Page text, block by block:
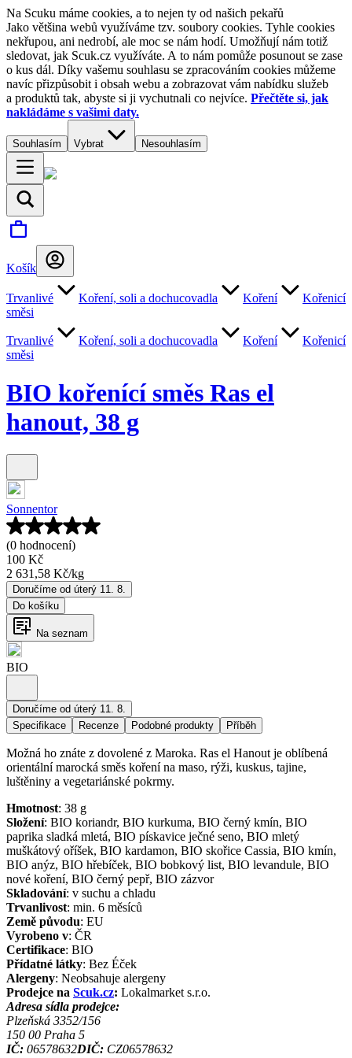
Na Scuku máme cookies, a to nejen ty od našich pekařů
Jako většina webů využíváme tzv. soubory cookies. Tyhle cookies
nekřupou, ani nedrobí, ale moc se nám hodí. Umožňují nám totiž
sledovat, jak Scuk.cz využíváte. A to nám pomůže posunout se zase
o kus dál. Díky vašemu souhlasu se zpracováním cookies můžeme
navíc přizpůsobit i obsah webu a zobrazovat vám nabídku služeb
a produktů tak, abyste si ji vychutnali co nejvíce. Přečtěte si, jak
nakládáme s vašimi daty.
Souhlasím Vybrat Nesouhlasím
Košík
Trvanlivé Koření, soli a dochucovadla Koření
Kořenicí
směsi
Trvanlivé Koření, soli a dochucovadla Koření
Kořenicí
směsi
BIO kořenící směs Ras el
hanout, 38 g
Sonnentor
(0 hodnocení)
100 Kč
2 631,58 Kč/kg
Doručíme od úterý 11. 8.
Do košíku
Na seznam
BIO
Doručíme od úterý 11. 8.
Specifikace
Recenze Podobné produkty Příběh
Možná ho znáte z dovolené z Maroka. Ras el Hanout je oblíbená
orientální marocká směs koření na maso, rýži, kuskus, tajine,
luštěniny a vegetariánské pokrmy.
Hmotnost: 38 g
Složení: BIO koriandr, BIO kurkuma, BIO černý kmín, BIO
paprika sladká mletá, BIO pískavice ječné seno, BIO mletý
muškátový oříšek, BIO kardamon, BIO skořice Cassia, BIO kmín,
BIO anýz, BIO hřebíček, BIO bobkový list, BIO levandule, BIO
nové koření, BIO černý pepř, BIO zázvor
Skladování: v suchu a chladu
Trvanlivost: min. 6 měsíců
Země původu: EU
Vyrobeno v: ČR
Certifikace: BIO
Přídatné látky: Bez Éček
Alergeny: Neobsahuje alergeny
Prodejce na Scuk.cz: Lokalmarket s.r.o.
Adresa sídla prodejce:
Plzeňská 3352/156
150 00 Praha 5
IČ: 06578632DIČ: CZ06578632